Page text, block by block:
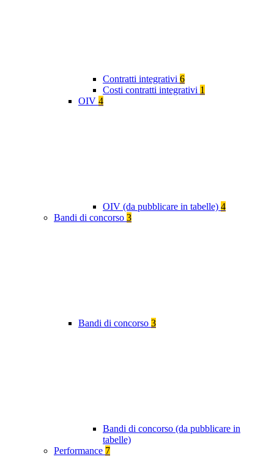
Contratti integrativi 6
Costi contratti integrativi 1
OIV 4
OIV (da pubblicare in tabelle) 4
Bandi di concorso 3
Bandi di concorso 3
Bandi di concorso (da pubblicare in
tabelle)
Performance 7